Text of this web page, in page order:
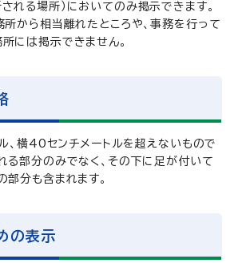
れる場所）においてのみ掲示できます。
所から相当離れたところや、事務を行って
には掲示できません。
、横40センチメートルを超えないもので
る部分のみでなく、その下に足が付いて
部分も含まれます。
の表示